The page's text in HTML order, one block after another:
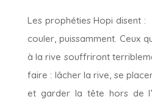
Les prophéties Hopi disent
couler, puissamment. Ceux
à la rive souffriront
faire : lâcher la rive, se
et garder la tête hors de